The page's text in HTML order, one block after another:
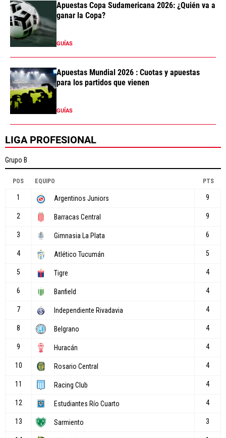
Apuestas Copa Sudamericana 2026: ¿Quién va a
ganar la Copa?
GUÍAS
Apuestas Mundial 2026 : Cuotas y apuestas
para los partidos que vienen
GUÍAS
LIGA PROFESIONAL